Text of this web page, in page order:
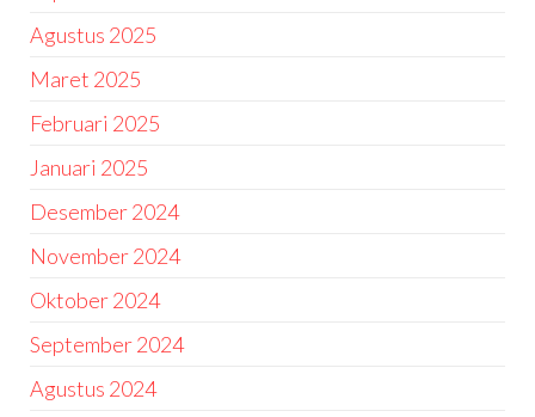
Agustus 2025
Maret 2025
Februari 2025
Januari 2025
Desember 2024
November 2024
Oktober 2024
September 2024
Agustus 2024